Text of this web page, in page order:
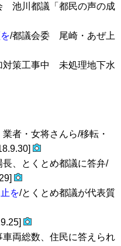
池川都議「都民の声の成
/都議会委 尾崎・あぜ上
対策工事中 未処理地下水
者・女将さんら/移転・
長、とくとめ都議に答弁/
を/とくとめ都議が代表質
車両総数、住民に答えられ